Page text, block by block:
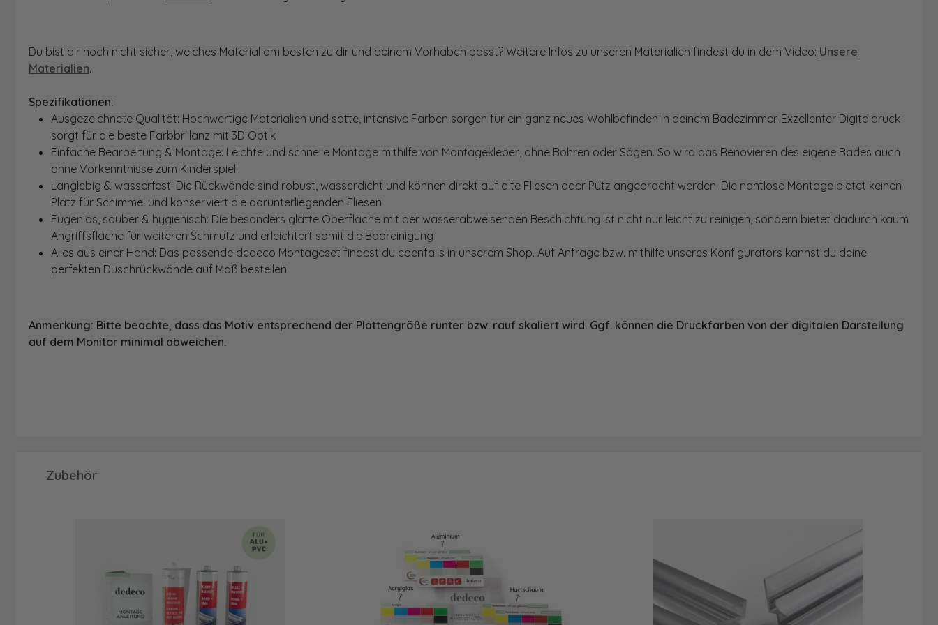
Du bist dir noch nicht sicher, welches Material am besten zu dir und deinem Vorhaben passt? Weitere Infos zu unseren Materialien findest du in dem Video: Unsere
Materialien.
Spezifikationen:
Ausgezeichnete Qualität: Hochwertige Materialien und satte, intensive Farben sorgen für ein ganz neues Wohlbefinden in deinem Badezimmer. Exzellenter Digitaldruck
sorgt für die beste Farbbrillanz mit 3D Optik
Einfache Bearbeitung & Montage: Leichte und schnelle Montage mithilfe von Montagekleber, ohne Bohren oder Sägen. So wird das Renovieren des eigene Bades auch
ohne Vorkenntnisse zum Kinderspiel.
Langlebig & wasserfest: Die Rückwände sind robust, wasserdicht und können direkt auf alte Fliesen oder Putz angebracht werden. Die nahtlose Montage bietet keinen
Platz für Schimmel und konserviert die darunterliegenden Fliesen
Fugenlos, sauber & hygienisch: Die besonders glatte Oberfläche mit der wasserabweisenden Beschichtung ist nicht nur leicht zu reinigen, sondern bietet dadurch kaum
Angriffsfläche für weiteren Schmutz und erleichtert somit die Badreinigung
Alles aus einer Hand: Das passende dedeco Montageset findest du ebenfalls in unserem Shop. Auf Anfrage bzw. mithilfe unseres Konfigurators kannst du deine
perfekten Duschrückwände auf Maß bestellen
Anmerkung: Bitte beachte, dass das Motiv entsprechend der Plattengröße runter bzw. rauf skaliert wird. Ggf. können die Druckfarben von der digitalen Darstellung
auf dem Monitor minimal abweichen.
Produktgalerie überspringen
Zubehör